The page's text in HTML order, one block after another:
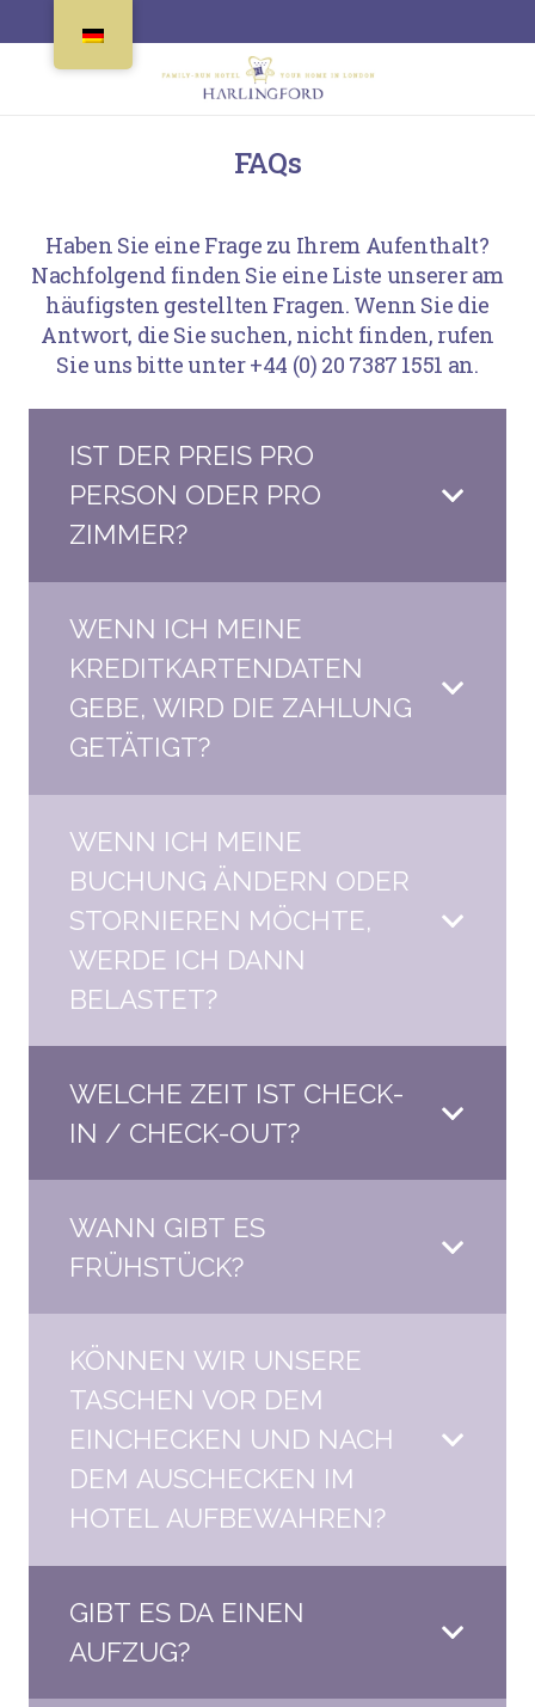
FAQs
Haben Sie eine Frage zu Ihrem Aufenthalt?
Nachfolgend finden Sie eine Liste unserer am
häufigsten gestellten Fragen. Wenn Sie die
Antwort, die Sie suchen, nicht finden, rufen
Sie uns bitte unter +44 (0) 20 7387 1551 an.
IST DER PREIS PRO
PERSON ODER PRO
ZIMMER?
WENN ICH MEINE
KREDITKARTENDATEN
GEBE, WIRD DIE ZAHLUNG
GETÄTIGT?
WENN ICH MEINE
BUCHUNG ÄNDERN ODER
STORNIEREN MÖCHTE,
WERDE ICH DANN
BELASTET?
WELCHE ZEIT IST CHECK-
IN / CHECK-OUT?
WANN GIBT ES
FRÜHSTÜCK?
KÖNNEN WIR UNSERE
TASCHEN VOR DEM
EINCHECKEN UND NACH
DEM AUSCHECKEN IM
HOTEL AUFBEWAHREN?
GIBT ES DA EINEN
AUFZUG?